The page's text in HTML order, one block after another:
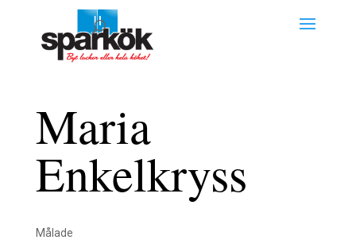
Maria
Enkelkryss
Målade